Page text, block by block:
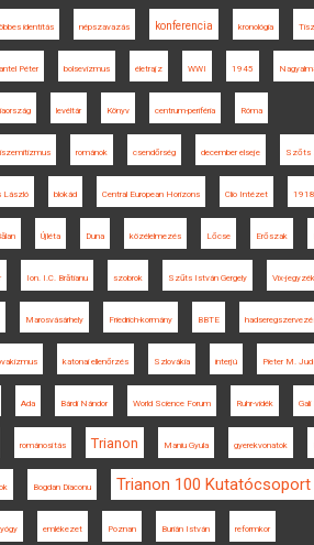
identitás népszavazás konferencia kronológia
Péter bolsevizmus életrajz WWI 1945
levéltár Könyv centrum-periféria Róma
románok csendőrség december elseje Szőts
László blokád Central European Horizons Clio Intézet
Újléta Duna közélelmezés Lőcse Erőszak
Ion. I.C. Brătianu szobrok Szűts István Gergely Vix-jegyzék
Marosvásárhely Friedrich-kormány BBTE
katonai ellenőrzés Szlovákia interjú Pieter M.
Ada Bárdi Nándor World Science Forum Ruhr-vidék
románosítás Trianon Maniu Gyula gyerekvonatok
Bogdan Diaconu Trianon 100 Kutatócsoport
emlékezet Poznan Burián István reformkor